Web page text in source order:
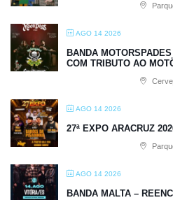
AGO 14 2026
BANDA
COM TRIBUTO AO
AGO 14 2026
27ª EXPO ARACRUZ
AGO 14 2026
BANDA MALTA –